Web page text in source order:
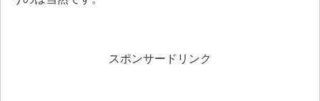
スポンサードリンク